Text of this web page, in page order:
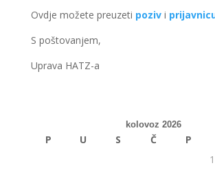
Ovdje možete preuzeti pozivi
S poštovanjem,
Uprava HATZ-a
kolovoz 2026
P U S Č P
1